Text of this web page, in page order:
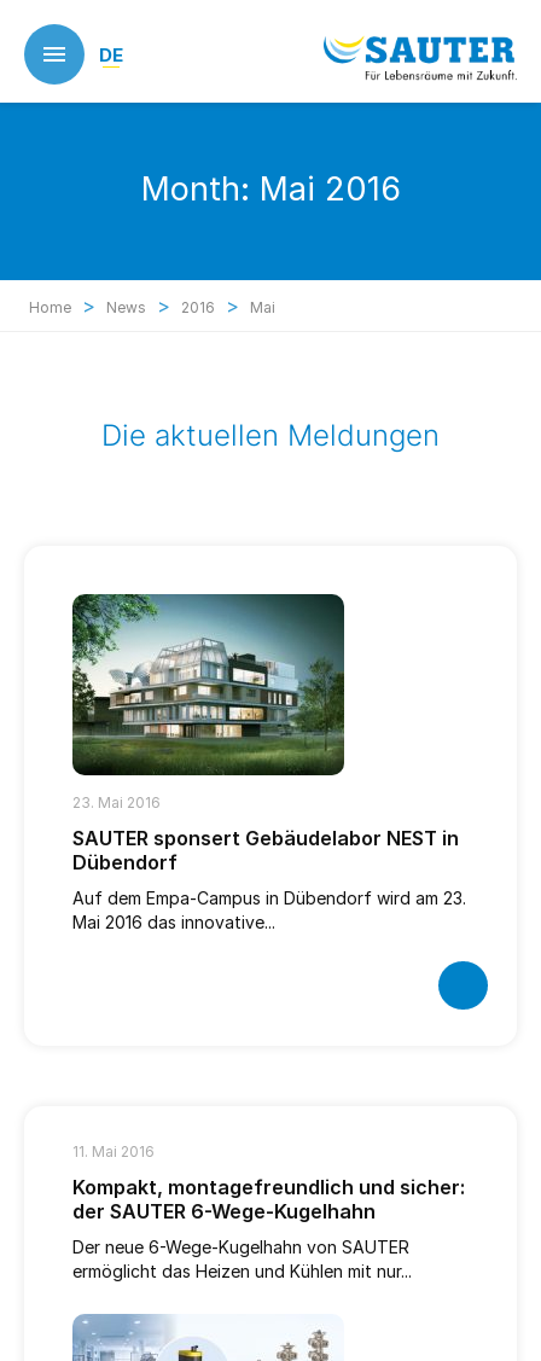
main
content
DE
Month: Mai 2016
Home > News > 2016 > Mai
Die aktuellen Meldungen
23. Mai 2016
SAUTER sponsert Gebäudelabor NEST in
Dübendorf
Auf dem Empa-Campus in Dübendorf wird am 23.
Mai 2016 das innovative...
11. Mai 2016
Kompakt, montagefreundlich und sicher:
der SAUTER 6-Wege-Kugelhahn
Der neue 6-Wege-Kugelhahn von SAUTER
ermöglicht das Heizen und Kühlen mit nur...